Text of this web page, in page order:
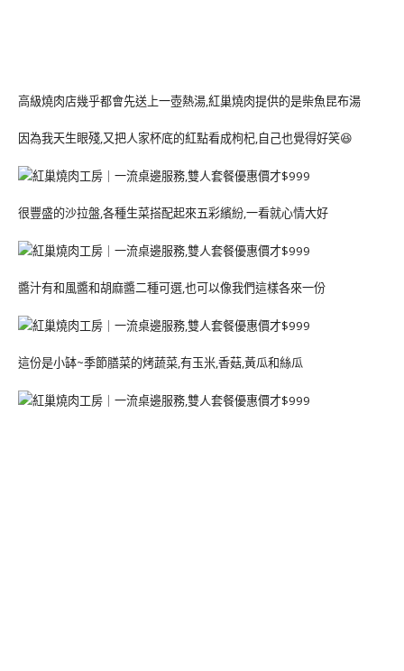
高級燒肉店幾乎都會先送上一壺熱湯,紅巢燒肉提供的是柴魚昆布湯
因為我天生眼殘,又把人家杯底的紅點看成枸杞,自己也覺得好笑😆
很豐盛的沙拉盤,各種生菜搭配起來五彩繽紛,一看就心情大好
醬汁有和風醬和胡麻醬二種可選,也可以像我們這樣各來一份
這份是小缽~季節膳菜的烤蔬菜,有玉米,香菇,黃瓜和絲瓜